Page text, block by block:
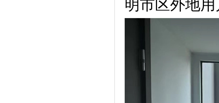
明市区外地